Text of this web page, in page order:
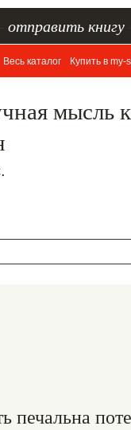
отправить книгу
Весь каталог Купить в my-
мысль
печальна